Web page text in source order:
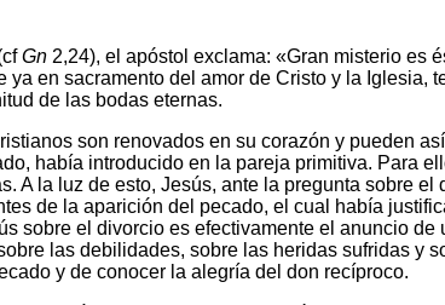
Gn 2,24), el apóstol exclama: «Gran misterio es
en sacramento del amor de Cristo y la Iglesia,
de las bodas eternas.
son renovados en su corazón y pueden
había introducido en la pareja primitiva. Para
A la luz de esto, Jesús, ante la pregunta sobre el
de la aparición del pecado, el cual había
sobre el divorcio es efectivamente el anuncio de
las debilidades, sobre las heridas sufridas y
y de conocer la alegría del don recíproco.